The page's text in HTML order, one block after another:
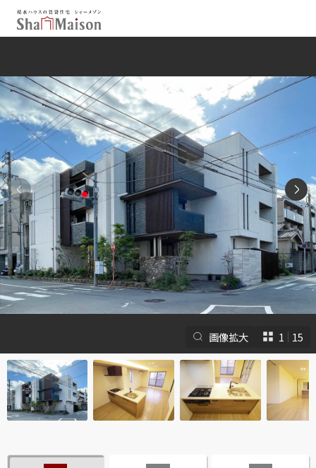
北海道 東北
関東
中部
中国・四国
九州
市区郡・路線・駅から探す
通勤・通学時間から探す
地図から探す
人気のカテゴリから探す
シャーメゾンとは
シャーメゾンセレクショ
画像拡大 1 15